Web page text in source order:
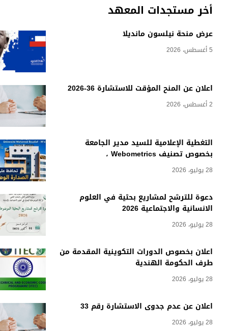
أخر مستجدات المعهد
عرض منحة نيلسون مانديلا
5 أغسطس، 2026
اعلان عن المنح المؤقت للاستشارة 36-2026
2 أغسطس، 2026
التغطية الإعلامية للسيد مدير الجامعة
بخصوص تصنيف Webometrics ،
28 يوليو، 2026
دعوة للترشح لمشاريع بحثية في العلوم
الانسانية والاجتماعية 2026
28 يوليو، 2026
اعلان بخصوص الدورات التكوينية المقدمة من
طرف الحكومة الهندية
28 يوليو، 2026
اعلان عن عدم جدوى الاستشارة رقم 33
28 يوليو، 2026